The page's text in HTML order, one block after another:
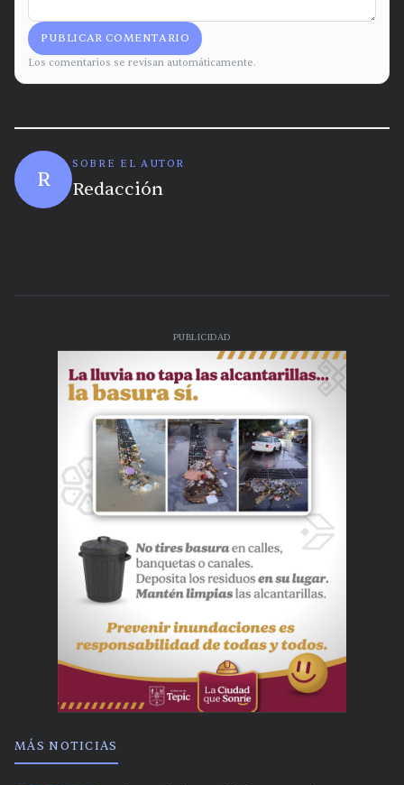
PUBLICAR COMENTARIO
Los comentarios se revisan automáticamente.
R
SOBRE EL AUTOR
Redacción
PUBLICIDAD
MÁS NOTICIAS